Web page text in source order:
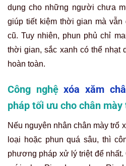
dụng cho những người chưa
giúp tiết kiệm thời gian mà
cũ. Tuy nhiên, phun phủ chỉ
thời gian, sắc xanh có thể nhạt
hoàn toàn.
Công nghệxóa xăm
pháp tối ưu cho chân
Nếu nguyên nhân chân mày trổ
loại hoặc phun quá sâu, thì
phương pháp xử lý triệt để